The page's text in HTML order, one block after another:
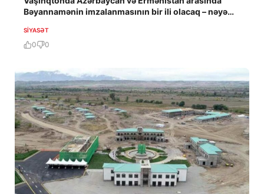
Bəyannamənin imzalanmasının bir ili olacaq – nəyə
SIYASƏT
0 0